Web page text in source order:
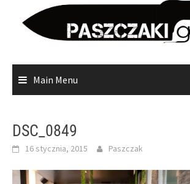
Main Menu
DSC_0849
16 stycznia, 2015 Paszczak